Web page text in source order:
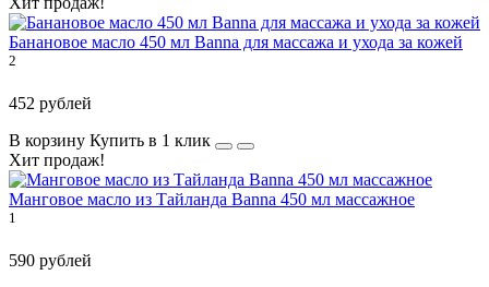
Банановое масло 450 мл Banna для массажа и ухода за кожей
2
452 рублей
В корзину Купить в 1 клик
Хит продаж!
Манговое масло из Тайланда Banna 450 мл массажное
1
590 рублей